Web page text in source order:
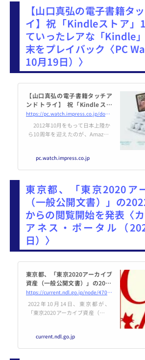
男性」とするなどの不適切表現が
あったとして、22年10月18日に謝
罪した。コストの都合などから書
籍の再刊行はせず、絶版となる。
書店での新規販売も終了する。
「著しく配慮に欠ける表現」「問
題の
【山口真弘の電子書籍タ
イ】祝「Kindleストア」
ていったレアな「Kindle
末をプレイバック〈PC
10月19日）〉
【山口真弘の電子書籍タッチア
ンドトライ】 祝「Kindleスト
ア」10周年。消えていったレア
な「Kindle」、「Fire」端末を
プレイバック
https://pc.watch.impress.co.jp/docs/column/ebook/1447949.html
2012年10月をもって日本上陸か
ら10周年を迎えたのが、Amazon
たら日本に上陸するんだ」などと
ユーザーをやきもきさせたのも今
る特設ストアでは、これまでの10
年の歩みを振り返りつつ、同スト
アとともに歩んできたE Ink電子
ペーパー端末「Kindle」や、メ
ディアタブレット「Fire」の進化
を確認できる。
pc.watch.impress.co.jp
東京都、「東京2020ア
（一般公開文書）」の
からの閲覧開始を発表〈
アネス・ポータル（
日）〉
東京都、「東京2020アーカイブ
資産（一般公開文書）」の2022
年10月25日からの閲覧開始を発
表
https://current.ndl.go.jp/node/47021
2022年10月14日、東京都が、
「東京2020アーカイブ資産（一般
いて10月25日から開始されます。
東京オリンピック・パラリンピッ
current.ndl.go.jp